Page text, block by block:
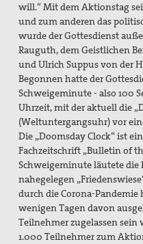
will.“ Mit dem Aktionstag
und zum anderen das
wurde der Gottesdienst
Rauguth, dem Geistlichen
undUlrich Suppus von der
Begonnen hatte der
Schweigeminute - also 100
Uhrzeit, mit der aktuell die
(Weltuntergangsuhr) vor
Die „Doomsday Clock“ ist
Fachzeitschrift „Bulletin of
Schweigeminute läutete die
nahegelegen
durch die Corona-Pandemie
wenigen Tagen davon
Teilnehmer zugelassen sein
1.000 Teilnehmer zum